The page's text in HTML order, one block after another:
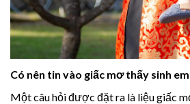
Có nên tin vào giấc mơ thấy sinh
Một câu hỏi được đặt ra là liệu giấc